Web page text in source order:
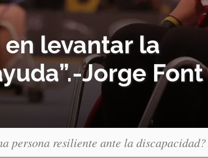
levantar la
Jorge Font
persona resiliente ante la discapacidad?